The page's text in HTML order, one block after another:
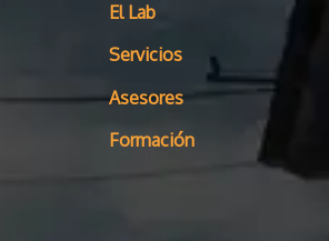
El Lab
Servicios
Asesores
Formación